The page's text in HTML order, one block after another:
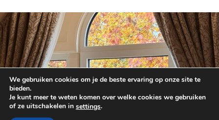
Overnachten in het Disneyland …
We gebruiken cookies om je de beste ervaring op onze site te
bieden.
Je kunt meer te weten komen over welke cookies we gebruiken
of ze uitschakelen in settings.